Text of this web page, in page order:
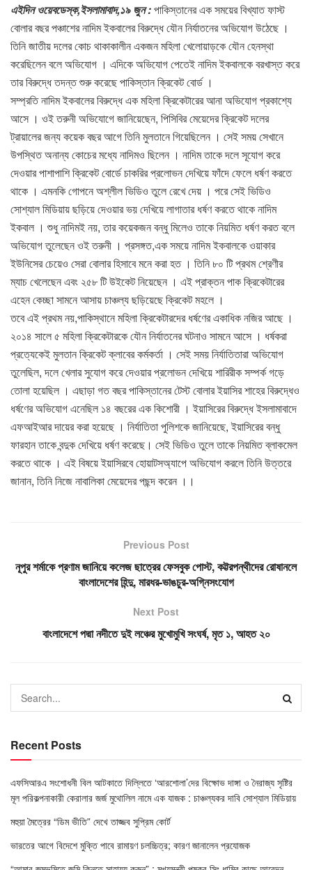
এইদিন ওয়েবডেস্ক,ইসলামাবাদ,১৯ জুন :পাকিস্তানের এক সময়ের বিখ্যাত ফাস্ট
বোলার বছর পঞ্চাশের নাদিম ইকবালের বিরুদ্ধে যৌন নির্যাতনের অভিযোগ উঠেছে ।
তিনি জাতীয় দলের কোচ থাকাকালীন একজন মহিলা খেলোয়াড়কে যৌন হেনস্থা
করেছিলেন বলে অভিযোগ । এদিকে অভিযোগ পেতেই নাদিম ইকবালকে বরখাস্ত করে
তার বিরুদ্ধে তদন্ত শুরু করেছে পাকিস্তান ক্রিকেট বোর্ড ।
সম্প্রতি নাদিম ইকবালের বিরুদ্ধে এক মহিলা ক্রিকেটারের আনা অভিযোগ প্রকাশ্যে
আসে । ওই তরুনী অভিযোগে জানিয়েছেন, পিসিবির মেয়েদের ক্রিকেট দলের
ট্রায়ালের জন্য কয়েক বছর আগে তিনি মুলতানে গিয়েছিলেন । সেই সময় সেখানে
উপস্থিত অনান্য কোচের মধ্যে নাদিমও ছিলেন । নাদিম তাকে দলে সূযোগ করে
দেওয়ার পাশাপাশি ক্রিকেট বোর্ডে চাকরির প্রলোভন দেখিয়ে ফাঁদে ফেলে ধর্ষণ করতে
থাকে । এমনকি গোপনে অশ্লীল ভিডিও তুলে রেখে দেয় । পরে সেই ভিডিও
সোশ্যাল মিডিয়ায় ছড়িয়ে দেওয়ার ভয় দেখিয়ে লাগাতার ধর্ষণ করতে থাকে নাদিম
ইকবাল । শুধু নাদিমই নয়, তার কয়েকজন বন্ধু মিলেও তাকে নিয়মিত ধর্ষণ করত বলে
অভিযোগ তুলেছেন ওই তরুনী । প্রসঙ্গত,এক সময়ে নাদিম ইকবালকে ওয়াকার
ইউনিসের চেয়েও সেরা বোলার হিসাবে মনে করা হত । তিনি ৮০ টি প্রথম শ্রেণীর
ম্যাচ খেলেছেন এবং ২৫৮ টি উইকেট নিয়েছেন । এই প্রাক্তন পাক ক্রিকেটারের
এহেন কেচ্ছা সামনে আসায় চাঞ্চল্য ছড়িয়েছে ক্রিকেট মহলে ।
তবে এই প্রথম নয়,পাকিস্থানে মহিলা ক্রিকেটারদের ধর্ষণের একাধিক নজির আছে ।
২০১৪ সালে ৫ মহিলা ক্রিকেটারকে যৌন নির্যাতনের ঘটনাও সামনে আসে । ধর্ষকরা
প্রত্যেকেই মুলতান ক্রিকেট ক্লাবের কর্মকর্তা । সেই সময় নির্যাতিতারা অভিযোগ
তুলেছিল, দলে খেলার সুযোগ করে দেওয়ার প্রলোভন দেখিয়ে শারিরীক সম্পর্ক গড়ে
তোলা হয়েছিল । এছাড়া গত বছর পাকিস্তানের টেস্ট বোলার ইয়াসির শাহের বিরুদ্ধেও
ধর্ষণের অভিযোগ এনেছিল ১৪ বছরের এক কিশোরী । ইয়াসিরের বিরুদ্ধে ইসলামাবাদে
এফআইআর দায়ের করা হয়েছে । নির্যাতিতা পুলিশকে জানিয়েছে, ইয়াসিরের বন্ধু
ফারহান তাকে বন্দুক দেখিয়ে ধর্ষণ করেছে। সেই ভিডিও তুলে তাকে নিয়মিত ব্লাকমেল
করতে থাকে । এই বিষয়ে ইয়াসিরবে হোয়াটসঅ্যাপে অভিযোগ করলে তিনি উত্তরে
জানান, তিনি নিজে নাবালিকা মেয়েদের পছন্দ করেন ।।
Previous Post
নূপুর শর্মাকে প্রণাম জানিয়ে কলেজ ছাত্রের ফেসবুক পোস্ট, কট্টরপন্থীদের রোষানলে
বাংলাদেশের হিন্দু, মারধর-ভাঙচুর-অগ্নিসংযোগ
Next Post
বাংলাদেশে পদ্মা নদীতে দুই লঞ্চের মুখোমুখি সংঘর্ষ, মৃত ১, আহত ২০
Recent Posts
এফসিআরএ সংশোধনী বিল আটকাতে দিল্লিতে ‘আরশোলা’দের বিক্ষোভ দাঙ্গা ও নৈরাজ্য সৃষ্টির
মূল পরিকল্পনাকারী কেরালার জর্জ মুথোলিল নামে এক যাজক : চাঞ্চল্যকর দাবি সোশ্যাল মিডিয়ায়
মহুয়া মৈত্রের “ডিম ভীতি” দেখে তাজ্জব সুপ্রিম কোর্ট
ভারতের আগে বিদেশে মুক্তি পাবে রামায়ণ চলচ্চিত্র; কারণ জানালেন প্রযোজক